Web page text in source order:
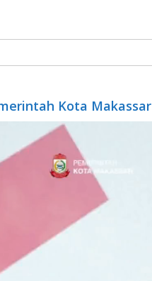
Kota Makassar